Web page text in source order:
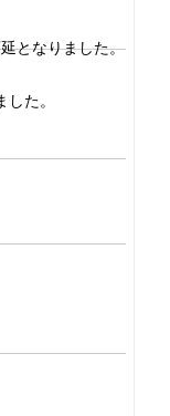
となりました。
た。